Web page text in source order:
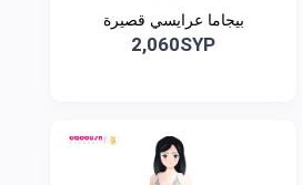
بيجاما عرايسي قصيرة
2,060SYP